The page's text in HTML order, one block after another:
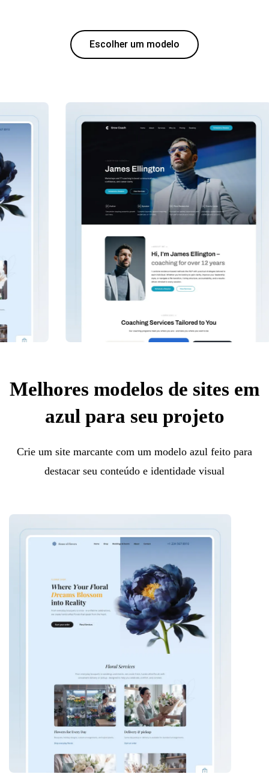
Escolher um modelo
Melhores modelos de sites em
azul para seu projeto
Crie um site marcante com um modelo azul feito para
destacar seu conteúdo e identidade visual